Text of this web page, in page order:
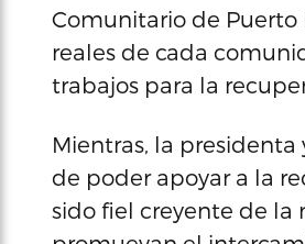
Comunitario de Puerto
reales de cada
trabajos para la
Mientras, la presidenta
de poder apoyar a la
sido fiel creyente de la